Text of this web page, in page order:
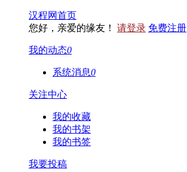
汉程网首页
您好，亲爱的缘友！ 请登录 免费注册
我的动态0
系统消息0
关注中心
我的收藏
我的书架
我的书签
我要投稿